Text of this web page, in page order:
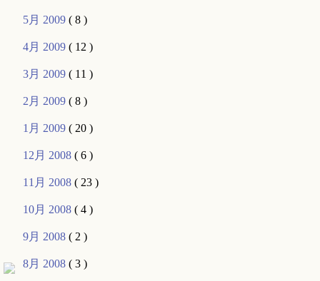
5月 2009( 8 )
4月 2009( 12 )
3月 2009( 11 )
2月 2009( 8 )
1月 2009( 20 )
12月 2008( 6 )
11月 2008( 23 )
10月 2008( 4 )
9月 2008( 2 )
8月 2008( 3 )